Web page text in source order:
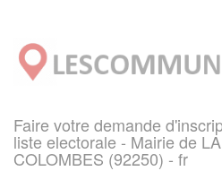
Faire votre demande
liste electorale - Mairie de
COLOMBES (92250) - fr